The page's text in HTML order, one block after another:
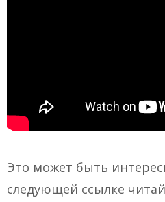
Это может быть
следующей ссылке